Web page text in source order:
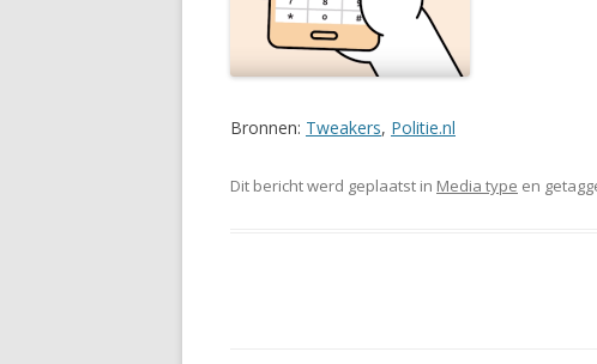
Bronnen: Tweakers, Politie.nl
Dit bericht werd geplaatst in Media type en